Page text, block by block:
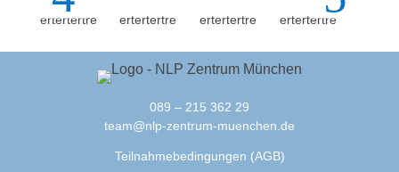
ertertertre ertertertre ertertertre ertertertre
089 – 215 362 29
team@nlp-zentrum-muenchen.de
Teilnahmebedingungen (AGB)